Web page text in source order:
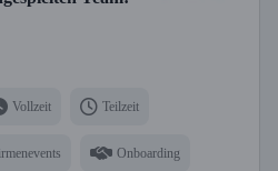
Vollzeit Teilzeit
Onboarding